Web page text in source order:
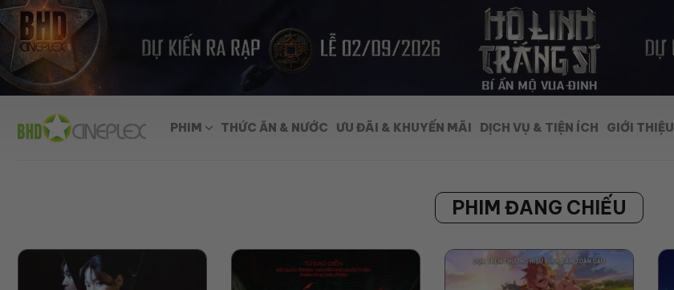
Skip
to
content
PHIM THỨC ĂN & NƯỚC ƯU ĐÃI & KHUYẾN MÃI DỊCH VỤ & TIỆN ÍCH GIỚI THIỆU
PHIM ĐANG CHIẾU